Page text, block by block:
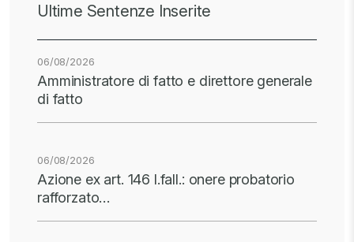
Ultime Sentenze Inserite
06/08/2026
Amministratore di fatto e direttore generale
di fatto
06/08/2026
Azione ex art. 146 l.fall.: onere probatorio
rafforzato…